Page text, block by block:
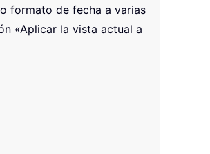
formato de fecha a varias
«Aplicar la vista actual a